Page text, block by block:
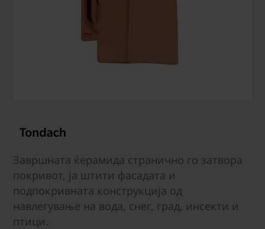
Завршната ќерамида странично го затвора
покривот, ја штити фасадата и
подпокривната конструкција од
навлегување на вода, снег, град, инсекти и
птици.